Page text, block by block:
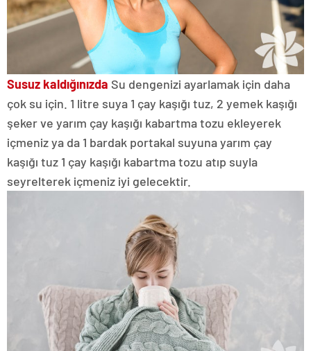
Susuz kaldığınızda Su dengenizi ayarlamak için daha
çok su için. 1 litre suya 1 çay kaşığı tuz, 2 yemek kaşığı
şeker ve yarım çay kaşığı kabartma tozu ekleyerek
içmeniz ya da 1 bardak portakal suyuna yarım çay
kaşığı tuz 1 çay kaşığı kabartma tozu atıp suyla
seyrelterek içmeniz iyi gelecektir.